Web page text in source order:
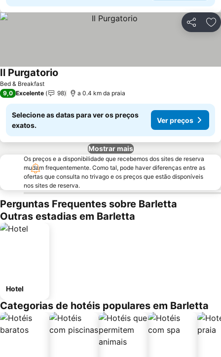
Partilhar
Bed & Breakfast
Il Purgatorio
9,0 Excelente 98 a 0.4 km da praia
Selecione as datas para ver os preços
exatos.
Ver preços
Mostrar mais
Os preços e a disponibilidade que recebemos dos sites de reserva
mudam frequentemente. Como tal, pode haver diferenças entre as
ofertas que consulta no trivago e os preços que estão disponíveis
nos sites de reserva.
Perguntas Frequentes sobre Barletta
Outras estadias em Barletta
Hotel
Categorias de hotéis populares em Barletta